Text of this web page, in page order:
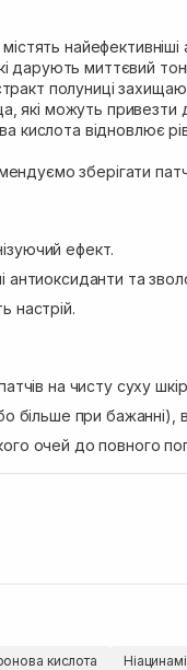
дарують миттєвий
полуниці
які можуть привезти
кислота відновлює
зберігати
ефект.
антиоксиданти та
настрій.
на чисту суху
більше при бажанні),
очей до повного
кислота